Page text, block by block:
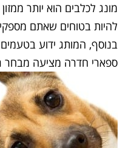
מונג לכלבים הוא יותר
להיות בטוחים שאתם
בנוסף, המותג ידוע
ספארי חדרה מציעה מבחר